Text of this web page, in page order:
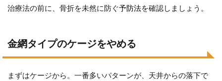
治療法の前に、骨折を未然に防ぐ予防法を確認しましょう。
金網タイプのケージをやめる
まずはケージから。一番多いパターンが、天井からの落下で